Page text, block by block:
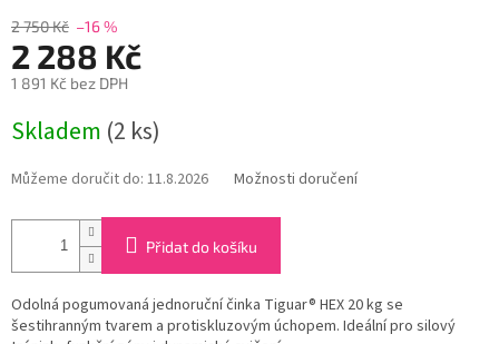
2 750 Kč –16 %
2 288 Kč
1 891 Kč bez DPH
cena:
Skladem (2 ks)
Můžeme doručit do: 11.8.2026 Možnosti doručení
Přidat do košíku
Odolná pogumovaná jednoruční činka Tiguar® HEX 20 kg se
šestihranným tvarem a protiskluzovým úchopem. Ideální pro silový